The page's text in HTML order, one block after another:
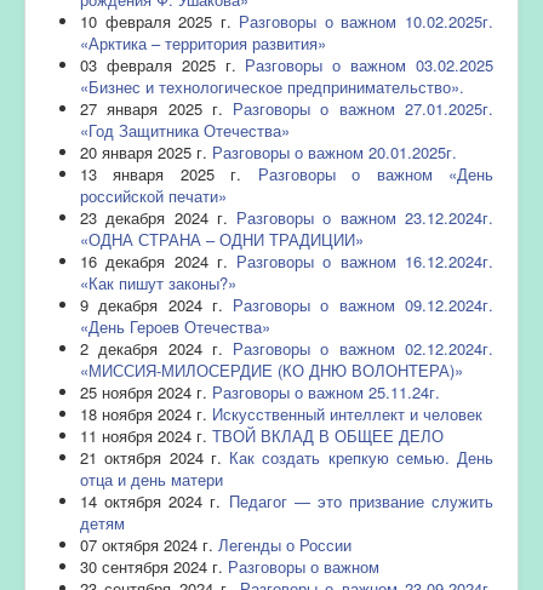
10 февраля 2025 г. Разговоры о важном 10.02.2025г.
«Арктика – территория развития»
03 февраля 2025 г. Разговоры о важном 03.02.2025
«Бизнес и технологическое предпринимательство».
27 января 2025 г. Разговоры о важном 27.01.2025г.
«Год Защитника Отечества»
20 января 2025 г. Разговоры о важном 20.01.2025г.
13 января 2025 г. Разговоры о важном «День
российской печати»
23 декабря 2024 г. Разговоры о важном 23.12.2024г.
«ОДНА СТРАНА – ОДНИ ТРАДИЦИИ»
16 декабря 2024 г. Разговоры о важном 16.12.2024г.
«Как пишут законы?»
9 декабря 2024 г. Разговоры о важном 09.12.2024г.
«День Героев Отечества»
2 декабря 2024 г. Разговоры о важном 02.12.2024г.
«МИССИЯ-МИЛОСЕРДИЕ (КО ДНЮ ВОЛОНТЕРА)»
25 ноября 2024 г. Разговоры о важном 25.11.24г.
18 ноября 2024 г. Искусственный интеллект и человек
11 ноября 2024 г. ТВОЙ ВКЛАД В ОБЩЕЕ ДЕЛО
21 октября 2024 г. Как создать крепкую семью. День
отца и день матери
14 октября 2024 г. Педагог — это призвание служить
детям
07 октября 2024 г. Легенды о России
30 сентября 2024 г. Разговоры о важном